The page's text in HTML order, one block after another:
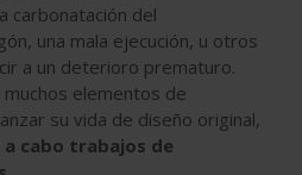
carbonatación del
una mala ejecución, u otros
a un deterioro prematuro.
elementos de
su vida de diseño original,
a cabo trabajos de